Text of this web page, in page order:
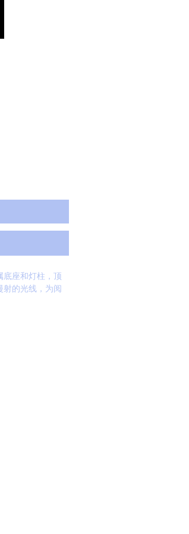
底座和灯柱，顶
射的光线，为阅